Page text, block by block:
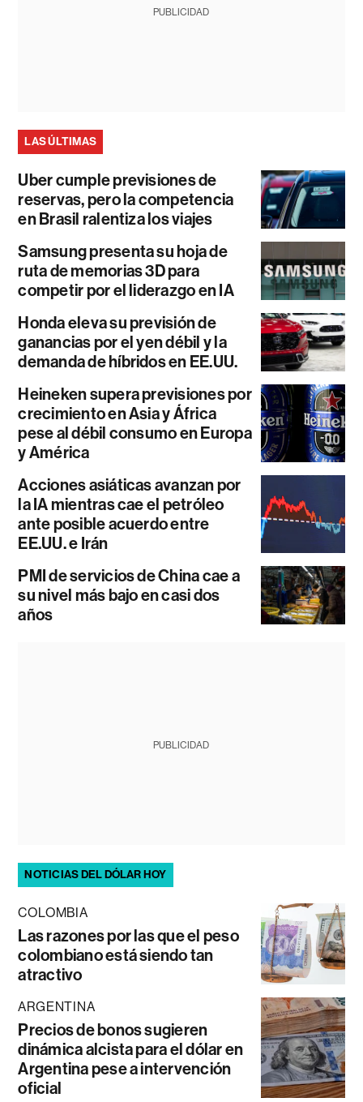
PUBLICIDAD
LAS ÚLTIMAS
Uber cumple previsiones de
reservas, pero la competencia
en Brasil ralentiza los viajes
Samsung presenta su hoja de
ruta de memorias 3D para
competir por el liderazgo en IA
Honda eleva su previsión de
ganancias por el yen débil y la
demanda de híbridos en EE.UU.
Heineken supera previsiones por
crecimiento en Asia y África
pese al débil consumo en Europa
y América
Acciones asiáticas avanzan por
la IA mientras cae el petróleo
ante posible acuerdo entre
EE.UU. e Irán
PMI de servicios de China cae a
su nivel más bajo en casi dos
años
PUBLICIDAD
NOTICIAS DEL DÓLAR HOY
COLOMBIA
Las razones por las que el peso
colombiano está siendo tan
atractivo
ARGENTINA
Precios de bonos sugieren
dinámica alcista para el dólar en
Argentina pese a intervención
oficial